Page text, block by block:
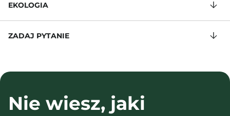
EKOLOGIA
ZADAJ PYTANIE
Nie wiesz, jaki